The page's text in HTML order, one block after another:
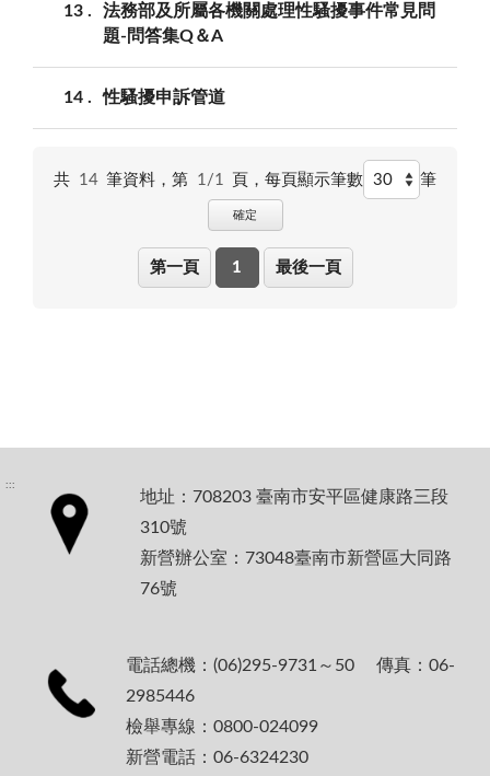
13
法務部及所屬各機關處理性騷擾事件常見問
題-問答集Q＆A
14 性騷擾申訴管道
共 14 筆資料，第 1/1 頁，每頁顯示筆數 筆
確定
第一頁 1 最後一頁
:::
地址：708203 臺南市安平區健康路三段
310號
新營辦公室：73048臺南市新營區大同路
76號
電話總機：(06)295-9731～50 傳真：06-
2985446
檢舉專線：0800-024099
新營電話：06-6324230